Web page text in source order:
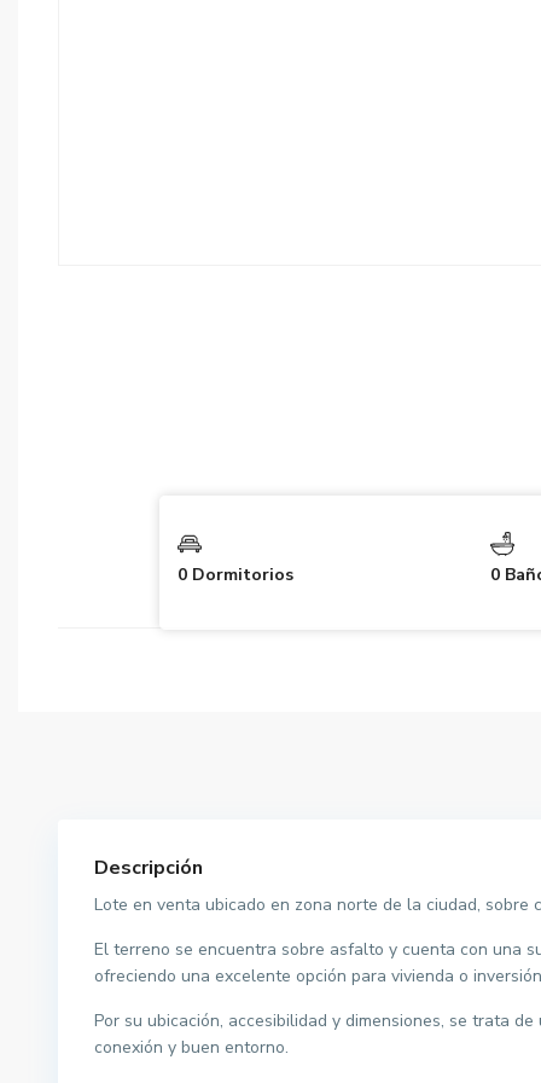
0 Dormitorios 0
Descripción
Lote en venta ubicado en zona norte de la ciudad,
El terreno se encuentra sobre asfalto y cuenta con una
ofreciendo una excelente opción para vivienda o
Por su ubicación, accesibilidad y dimensiones, se trata
conexión y buen entorno.